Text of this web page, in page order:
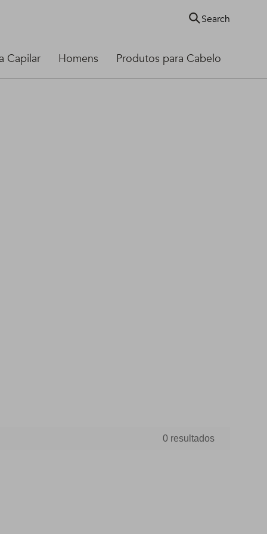
Capilar Homens Produtos para Cabelo
Search
0 resultados